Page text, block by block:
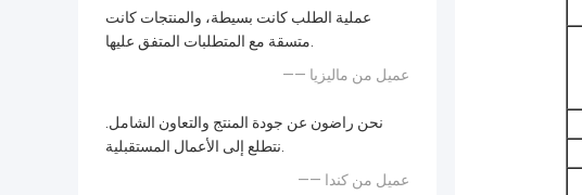
عملية الطلب كانت بسيطة، والمنتجات كانت
متسقة مع المتطلبات المتفق عليها.
—— عميل من ماليزيا
نحن راضون عن جودة المنتج والتعاون الشامل.
نتطلع إلى الأعمال المستقبلية.
—— عميل من كندا